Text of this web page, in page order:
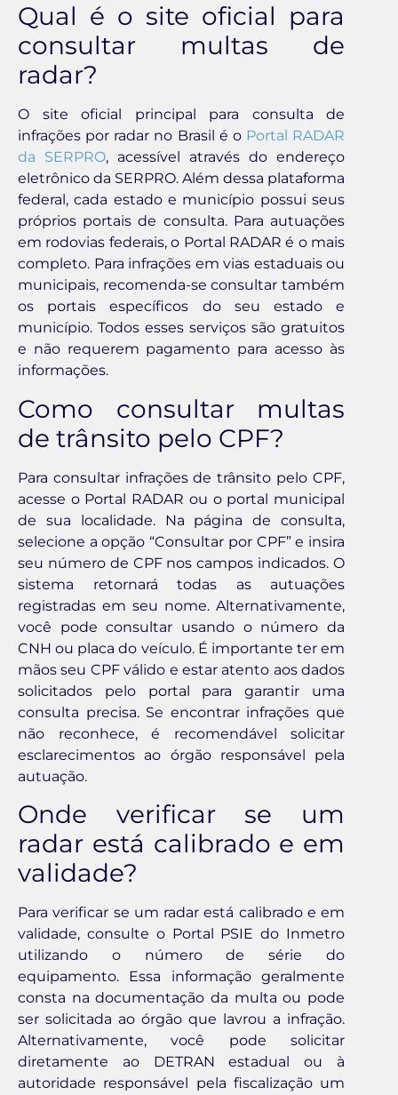
Qual é o site oficial para
consultar multas de
radar?
O site oficial principal para consulta de
infrações por radar no Brasil é o Portal RADAR
da SERPRO, acessível através do endereço
eletrônico da SERPRO. Além dessa plataforma
federal, cada estado e município possui seus
próprios portais de consulta. Para autuações
em rodovias federais, o Portal RADAR é o mais
completo. Para infrações em vias estaduais ou
municipais, recomenda-se consultar também
os portais específicos do seu estado e
município. Todos esses serviços são gratuitos
e não requerem pagamento para acesso às
informações.
Como consultar multas
de trânsito pelo CPF?
Para consultar infrações de trânsito pelo CPF,
acesse o Portal RADAR ou o portal municipal
de sua localidade. Na página de consulta,
selecione a opção “Consultar por CPF” e insira
seu número de CPF nos campos indicados. O
sistema retornará todas as autuações
registradas em seu nome. Alternativamente,
você pode consultar usando o número da
CNH ou placa do veículo. É importante ter em
mãos seu CPF válido e estar atento aos dados
solicitados pelo portal para garantir uma
consulta precisa. Se encontrar infrações que
não reconhece, é recomendável solicitar
esclarecimentos ao órgão responsável pela
autuação.
Onde verificar se um
radar está calibrado e em
validade?
Para verificar se um radar está calibrado e em
validade, consulte o Portal PSIE do Inmetro
utilizando o número de série do
equipamento. Essa informação geralmente
consta na documentação da multa ou pode
ser solicitada ao órgão que lavrou a infração.
Alternativamente, você pode solicitar
diretamente ao DETRAN estadual ou à
autoridade responsável pela fiscalização um